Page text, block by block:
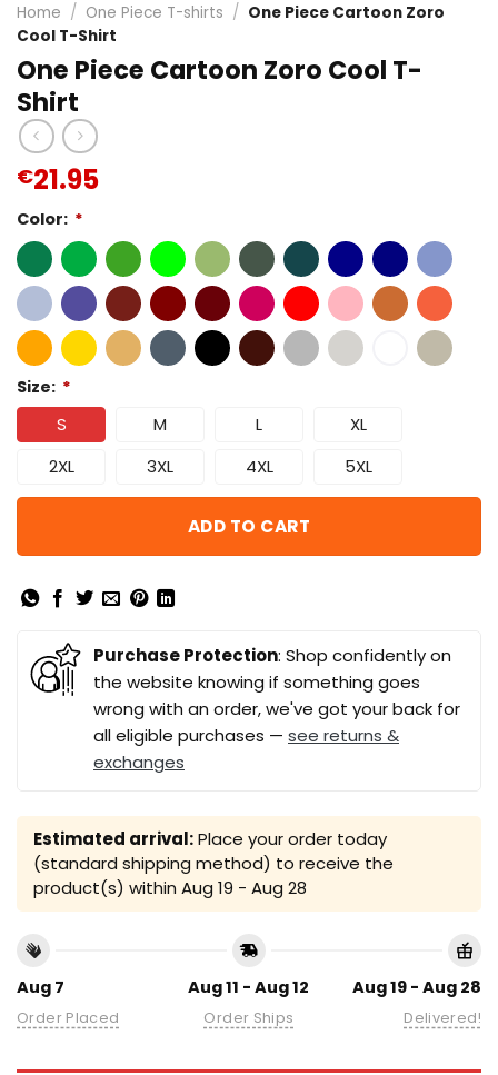
Home / One Piece T-shirts / One Piece Cartoon Zoro
Cool T-Shirt
One Piece Cartoon Zoro Cool T-
Shirt
€21.95
Color: *
Size: *
S M L
XL
2XL
3XL 4XL 5XL
ADD TO CART
Purchase Protection: Shop confidently on
the website knowing if something goes
wrong with an order, we've got your back for
all eligible purchases — see returns &
exchanges
Estimated arrival:Place your order today
(standard shipping method) to receive the
product(s) within Aug 19 - Aug 28
Aug 7
Order Placed
Aug 11 - Aug 12
Order Ships
Aug 19 - Aug 28
Delivered!